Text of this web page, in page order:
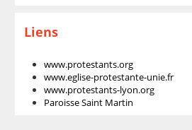
Liens
www.protestants.org
www.eglise-protestante-unie.fr
www.protestants-lyon.org
Paroisse Saint Martin